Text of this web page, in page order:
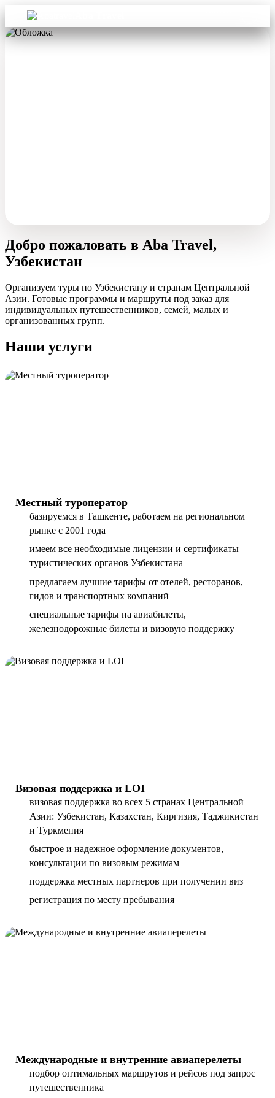
Добро пожаловать в Aba Travel,
Узбекистан
Организуем туры по Узбекистану и странам Центральной
Азии. Готовые программы и маршруты под заказ для
индивидуальных путешественников, семей, малых и
организованных групп.
Наши услуги
Местный туроператор
базируемся в Ташкенте, работаем на региональном
рынке с 2001 года
имеем все необходимые лицензии и сертификаты
туристических органов Узбекистана
предлагаем лучшие тарифы от отелей, ресторанов,
гидов и транспортных компаний
специальные тарифы на авиабилеты,
железнодорожные билеты и визовую поддержку
Визовая поддержка и LOI
визовая поддержка во всех 5 странах Центральной
Азии: Узбекистан, Казахстан, Киргизия, Таджикистан
и Туркмения
быстрое и надежное оформление документов,
консультации по визовым режимам
поддержка местных партнеров при получении виз
регистрация по месту пребывания
Международные и внутренние авиаперелеты
подбор оптимальных маршрутов и рейсов под запрос
путешественника